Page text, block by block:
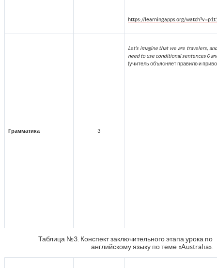
https://learningapps.org/
Грамматика 3
Let's imagine that we are travelers,
need to use conditional sentences 0
(учитель объясняет правило и
Таблица №3. Конспект заключительного этапа урока по
английскому языку по теме «Australia».